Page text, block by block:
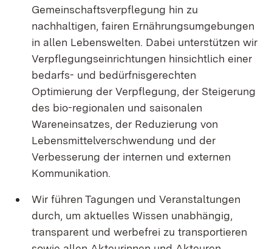
Gemeinschaftsverpflegung hin zu
nachhaltigen, fairen Ernährungsumgebungen
in allen Lebenswelten. Dabei unterstützen wir
Verpflegungs­ein­richtungen hinsichtlich einer
bedarfs- und bedürfnisgerechten
Optimierung der Verpfle­gung, der Steigerung
des bio-regionalen und saisonalen
Wareneinsatzes, der Reduzierung von
Lebens­mittelverschwendung und der
Verbesserung der internen und externen
Kommunikation.
Wir führen Tagungen und Veranstaltungen
durch, um aktuelles Wissen unabhängig,
transparent und werbefrei zu transportieren